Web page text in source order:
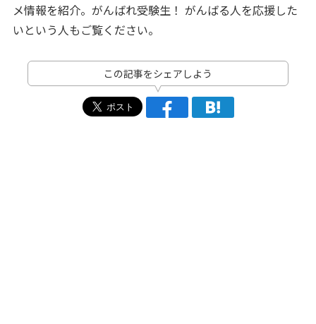
メ情報を紹介。がんばれ受験生！ がんばる人を応援した
いという人もご覧ください。
この記事をシェアしよう